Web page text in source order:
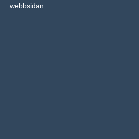
webbsidan.2011-05-12 19:49